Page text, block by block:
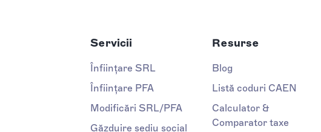
Servicii
Înființare SRL
Înființare PFA
Modificări SRL/PFA
Găzduire sediu social
Resurse
Blog
Listă coduri CAEN
Calculator &
Comparator taxe